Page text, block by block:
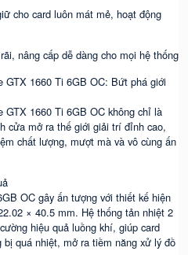
cho card luôn mát mẻ, hoạt động
nâng cấp dễ dàng cho mọi hệ thống
GTX 1660 Ti 6GB OC: Bứt phá giới
1660 Ti 6GB OC không chỉ là
cửa mở ra thế giới giải trí đỉnh cao,
chất lượng, mượt mà và vô cùng ấn
OC gây ấn tượng với thiết kế hiện
× 40.5 mm. Hệ thống tản nhiệt 2
hiệu quả luồng khí, giúp card
quá nhiệt, mở ra tiềm năng xử lý đồ